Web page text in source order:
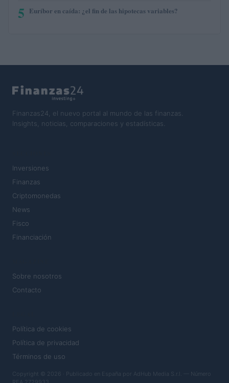
5 Euríbor en caída: ¿el fin de las hipotecas variables?
Finanzas24, el nuevo portal al mundo de las finanzas.
Insights, noticias, comparaciones y estadísticas.
Inversiones
Finanzas
Criptomonedas
News
Fisco
Financiación
Sobre nosotros
Contacto
Política de cookies
Política de privacidad
Términos de uso
Copyright © 2026 · Publicado en España por AdHub Media S.r.l. — Número